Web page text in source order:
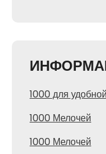
1000 для
1000 Мелочей
1000 Мелочей